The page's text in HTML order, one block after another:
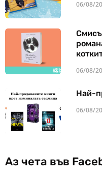
06/08/
06/08/
Най-
06/08/
Аз чета във